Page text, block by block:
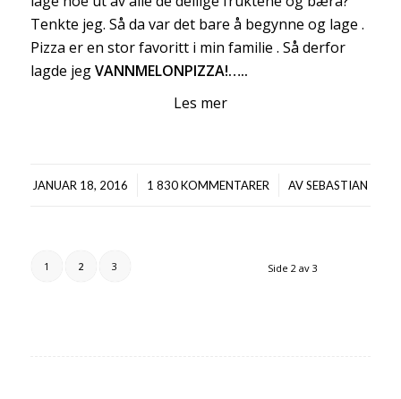
Tenkte jeg. Så da var det bare å begynne og lage .
Pizza er en stor favoritt i min familie . Så derfor
lagde jegVANNMELONPIZZA!…..
Les mer
JANUAR 18, 2016
/ 1 830 KOMMENTARER
/ AVSEBASTIAN
Side 2 av 3
1 2 3